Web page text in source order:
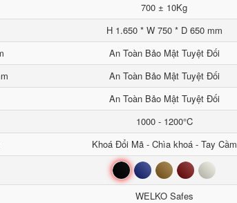
700 ± 10Kg
H 1.650 * W 750 * D 650 mm
An Toàn Bảo Mật Tuyệt Đối
An Toàn Bảo Mật Tuyệt Đối
An Toàn Bảo Mật Tuyệt Đối
1000 - 1200°C
Khoá Đổi Mã - Chìa khoá - Tay Cầm
Đen Xanh Nâu Đỏ Trắng
WELKO Safes